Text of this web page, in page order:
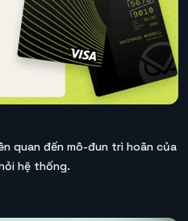
quan đến mô-đun trì hoãn của
hệ thống.